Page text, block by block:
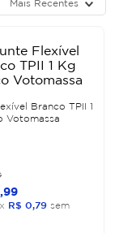
Mais Recentes
Branco TPII 1
Votomassa
99
x R$ 0 79 sem